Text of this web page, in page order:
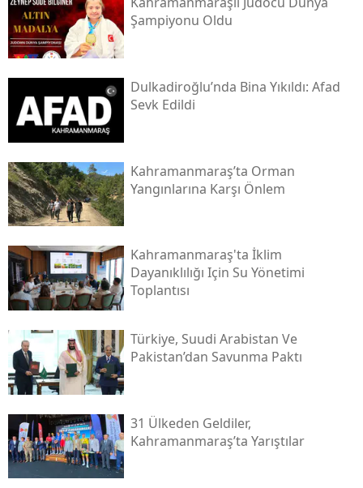
Şampiyonu Oldu
Dulkadiroğlu’nda Bina Yıkıldı: Afad
Sevk Edildi
Kahramanmaraş’ta Orman
Yangınlarına Karşı Önlem
Kahramanmaraş'ta İklim
Dayanıklılığı Için Su Yönetimi
Toplantısı
Türkiye, Suudi Arabistan Ve
Pakistan’dan Savunma Paktı
31 Ülkeden Geldiler,
Kahramanmaraş’ta Yarıştılar